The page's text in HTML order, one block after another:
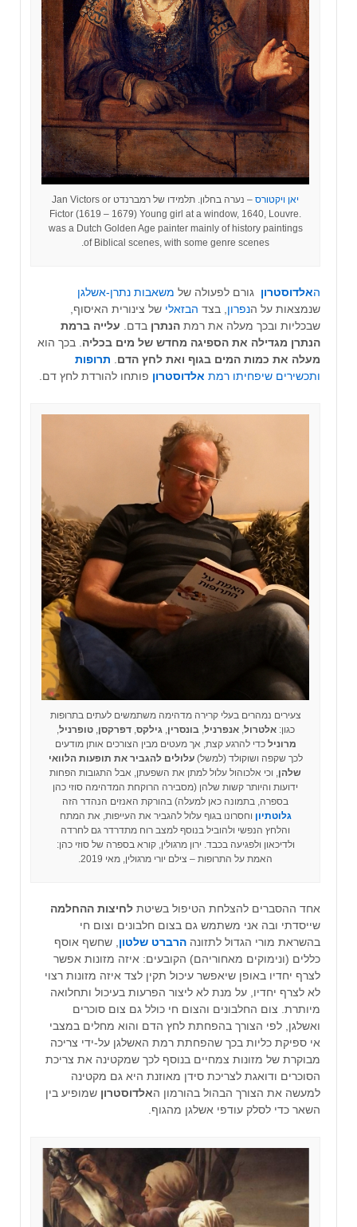
יאן ויקטורס
– נערה בחלון. תלמידו של רמברנדט Jan Victors or
Fictor (1619 – 1679) Young girl at a window, 1640, Louvre.
was a Dutch Golden Age painter mainly of history paintings
of Biblical scenes, with some genre scenes.
האלדוסטרון גורם לפעולה של משאבות נתרן-אשלגן
שנמצאות על הנפרון, בצד הבזאלי של צינורית האיסוף,
שבכליות ובכך מעלה את רמת הנתרן בדם. עלייה ברמת
הנתרן מגדילה את הספיגה מחדש של מים בכליה. בכך הוא
מעלה את כמות המים בגוף ואת לחץ הדם. תרופות
ותכשירים שיפחיתו רמת אלדוסטרון פותחו להורדת לחץ דם.
צעירים נמהרים בעלי קרירה מדהימה משתמשים לעתים בתרופות
כגון:אלטרול ,אנפרניל בונסרין גילקס ,דפרקסן ,טופרניל
מרוניל כדי להרגע קצת, אך מעטים מבין הצורכים אותן מודעים
לכך שקפה ושוקולד (למשל)עלולים להגביר את תופעות הלוואי
שלהן , וכי אלכוהול עלול למתן את השפעתן, אבל התגובות הפחות
ידועות והיותר קשות שלהן (מסבירה הרוקחת המדהימה סוזי כהן
בספרה, בתמונה כאן למעלה) בהורקת האנזים הנהדר הזה
גלוטתיון וחסרונו בגוף עלול להגביר את העייפות, את המתח
והלחץ הנפשי ולהוביל בנוסף למצב רוח מתדרדר גם לחרדה
ולדיכאון ולפגיעה בכבד. ירון מרגולין, קורא בספרה של סוזי כהן:
האמת על התרופות – צילם יורי מרגולין, מאי 2019.
אחד ההסברים להצלחת הטיפול בשיטת לחיצות ההחלמה
שייסדתי ובה אני משתמש גם בצום חלבונים וצום חי
בהשראת מורי הגדול לתזונה הרברט שלטון , שחשף אוסף
כללים (ונימוקים מאחוריהם) הקובעים: איזה מזונות אפשר
לצרף יחדיו באופן שיאפשר עיכול תקין לצד איזה מזונות רצוי
לא לצרף יחדיו, על מנת לא ליצור הפרעות בעיכול ותחלואה
מיותרת. צום החלבונים והצום חי כולל גם צום סוכרים
ואשלגן, לפי הצורך בהפחתת לחץ הדם והוא מחלים במצבי
אי ספיקת כליות בכך שהפחתת רמת האשלגן על-ידי צריכה
מבוקרת של מזונות צמחיים בנוסף לכך שמקטינה את צריכת
הסוכרים ודואגת לצריכת סידן מאוזנת היא גם מקטינה
למעשה את הצורך הבהול בהורמון האלדוסטרון שמופיע בין
השאר כדי לסלק עודפי אשלגן מהגוף.